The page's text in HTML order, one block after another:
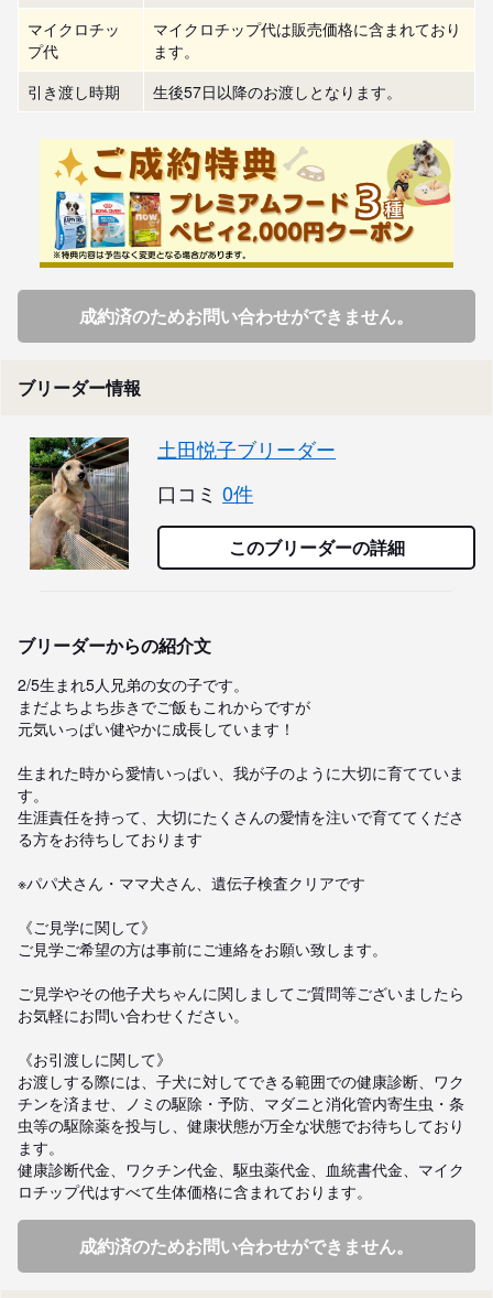
マイクロチッ
プ代
マイクロチップ代は販売価格に含まれており
ます。
引き渡し時期
生後57日以降のお渡しとなります。
成約済のためお問い合わせができません。
ブリーダー情報
土田悦子ブリーダー
口コミ 0件
このブリーダーの詳細
ブリーダーからの紹介文
2/5生まれ5人兄弟の女の子です。
まだよちよち歩きでご飯もこれからですが
元気いっぱい健やかに成長しています！
生まれた時から愛情いっぱい、我が子のように大切に育てていま
す。
生涯責任を持って、大切にたくさんの愛情を注いで育ててくださ
る方をお待ちしております
※パパ犬さん・ママ犬さん、遺伝子検査クリアです
《ご見学に関して》
ご見学ご希望の方は事前にご連絡をお願い致します。
ご見学やその他子犬ちゃんに関しましてご質問等ございましたら
お気軽にお問い合わせください。
《お引渡しに関して》
お渡しする際には、子犬に対してできる範囲での健康診断、ワク
チンを済ませ、ノミの駆除・予防、マダニと消化管内寄生虫・条
虫等の駆除薬を投与し、健康状態が万全な状態でお待ちしており
ます。
健康診断代金、ワクチン代金、駆虫薬代金、血統書代金、マイク
ロチップ代はすべて生体価格に含まれております。
成約済のためお問い合わせができません。